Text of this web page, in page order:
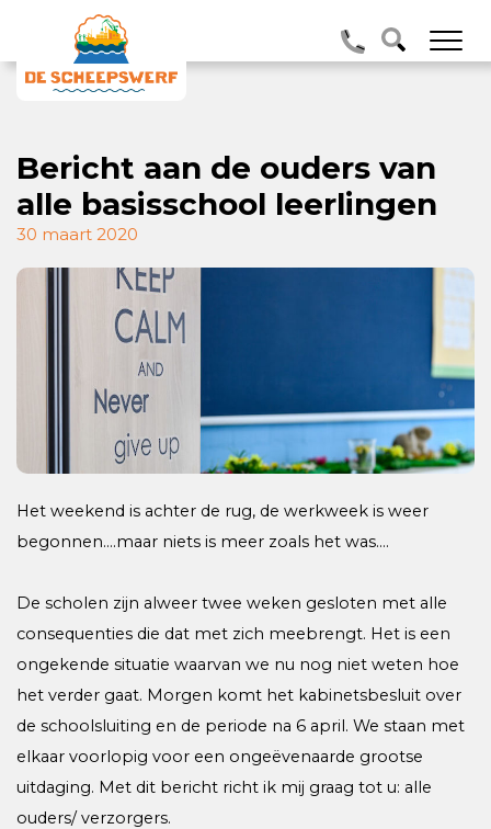
Bericht aan de ouders van
alle basisschool leerlingen
30 maart 2020
Het weekend is achter de rug, de werkweek is weer
begonnen….maar niets is meer zoals het was….
De scholen zijn alweer twee weken gesloten met alle
consequenties die dat met zich meebrengt. Het is een
ongekende situatie waarvan we nu nog niet weten hoe
het verder gaat. Morgen komt het kabinetsbesluit over
de schoolsluiting en de periode na 6 april. We staan met
elkaar voorlopig voor een ongeëvenaarde grootse
uitdaging. Met dit bericht richt ik mij graag tot u: alle
ouders/ verzorgers.